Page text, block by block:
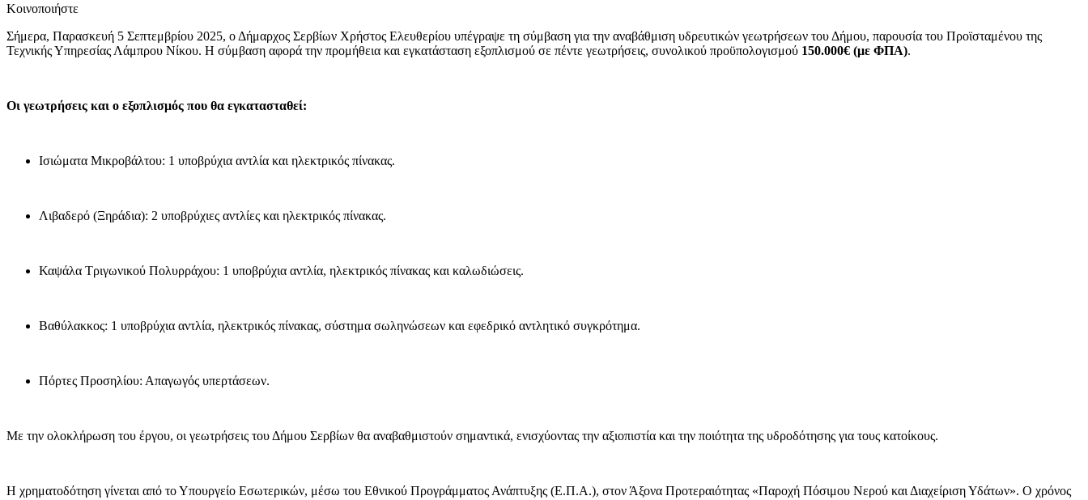
Κοινοποιήστε
Σήμερα, Παρασκευή 5 Σεπτεμβρίου 2025, ο Δήμαρχος Σερβίων Χρήστος Ελευθερίου υπέγραψε τη σύμβαση για την αναβάθμιση υδρευτικών γεωτρήσεων του Δήμου, παρουσία του Προϊσταμένου της
Τεχνικής Υπηρεσίας Λάμπρου Νίκου. Η σύμβαση αφορά την προμήθεια και εγκατάσταση εξοπλισμού σε πέντε γεωτρήσεις, συνολικού προϋπολογισμού 150.000€ (με ΦΠΑ).
Οι γεωτρήσεις και ο εξοπλισμός που θα εγκατασταθεί:
Ισιώματα Μικροβάλτου: 1 υποβρύχια αντλία και ηλεκτρικός πίνακας.
Λιβαδερό (Ξηράδια): 2 υποβρύχιες αντλίες και ηλεκτρικός πίνακας.
Καψάλα Τριγωνικού Πολυρράχου: 1 υποβρύχια αντλία, ηλεκτρικός πίνακας και καλωδιώσεις.
Βαθύλακκος: 1 υποβρύχια αντλία, ηλεκτρικός πίνακας, σύστημα σωληνώσεων και εφεδρικό αντλητικό συγκρότημα.
Πόρτες Προσηλίου: Απαγωγός υπερτάσεων.
Με την ολοκλήρωση του έργου, οι γεωτρήσεις του Δήμου Σερβίων θα αναβαθμιστούν σημαντικά, ενισχύοντας την αξιοπιστία και την ποιότητα της υδροδότησης για τους κατοίκους.
Η χρηματοδότηση γίνεται από το Υπουργείο Εσωτερικών, μέσω του Εθνικού Προγράμματος Ανάπτυξης (Ε.Π.Α.), στον Άξονα Προτεραιότητας «Παροχή Πόσιμου Νερού και Διαχείριση Υδάτων». Ο χρόνος